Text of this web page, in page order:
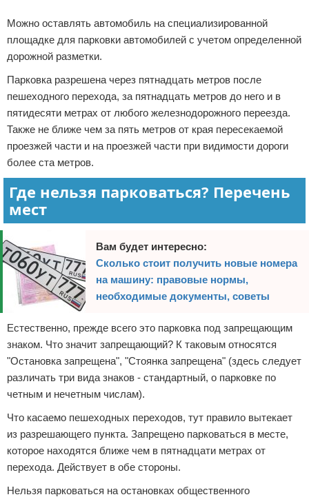
Можно оставлять автомобиль на специализированной
площадке для парковки автомобилей с учетом определенной
дорожной разметки.
Парковка разрешена через пятнадцать метров после
пешеходного перехода, за пятнадцать метров до него и в
пятидесяти метрах от любого железнодорожного переезда.
Также не ближе чем за пять метров от края пересекаемой
проезжей части и на проезжей части при видимости дороги
более ста метров.
Где нельзя парковаться? Перечень
мест
Вам будет интересно:
Сколько стоит получить новые номера
на машину: правовые нормы,
необходимые документы, советы
Естественно, прежде всего это парковка под запрещающим
знаком. Что значит запрещающий? К таковым относятся
"Остановка запрещена", "Стоянка запрещена" (здесь следует
различать три вида знаков - стандартный, о парковке по
четным и нечетным числам).
Что касаемо пешеходных переходов, тут правило вытекает
из разрешающего пункта. Запрещено парковаться в месте,
которое находятся ближе чем в пятнадцати метрах от
перехода. Действует в обе стороны.
Нельзя парковаться на остановках общественного